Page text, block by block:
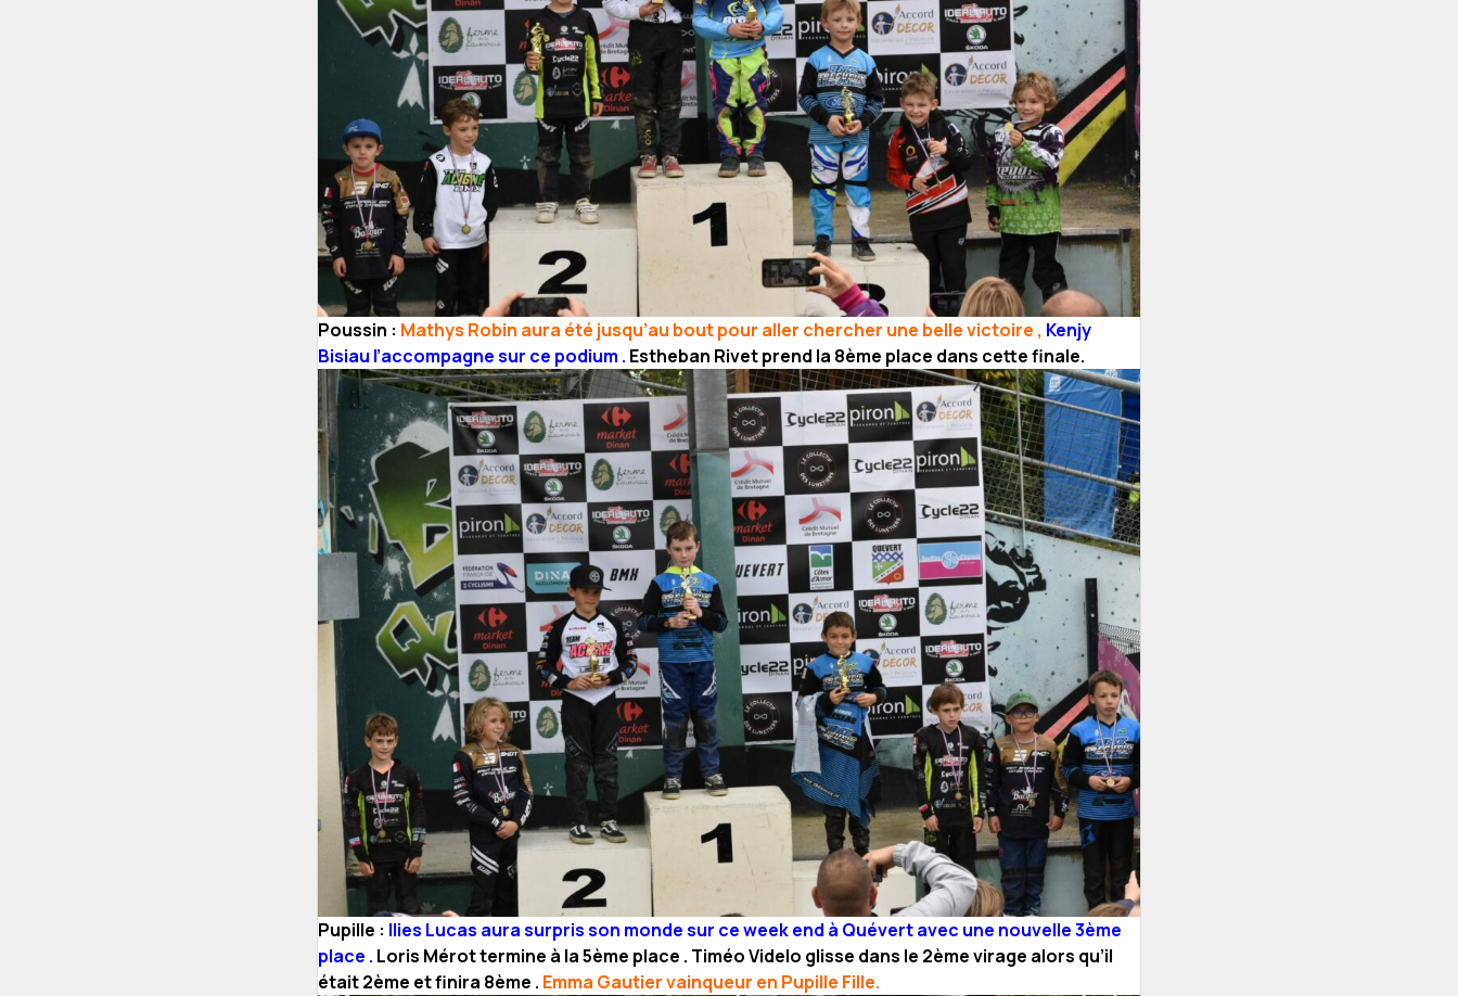
Poussin : Mathys Robin aura été jusqu’au bout pour aller chercher une belle victoire , Kenjy
Bisiau l’accompagne sur ce podium . Estheban Rivet prend la 8ème place dans cette finale.
Pupille : Ilies Lucas aura surpris son monde sur ce week end à Quévert avec une nouvelle 3ème
place . Loris Mérot termine à la 5ème place . Timéo Videlo glisse dans le 2ème virage alors qu’il
était 2ème et finira 8ème . Emma Gautier vainqueur en Pupille Fille.